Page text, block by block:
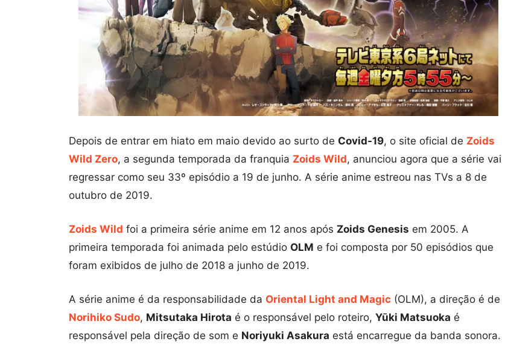
Depois de entrar em hiato em maio devido ao surto de Covid-19, o site oficial de Zoids
Wild Zero, a segunda temporada da franquia Zoids Wild, anunciou agora que a série vai
regressar como seu 33º episódio a 19 de junho. A série anime estreou nas TVs a 8 de
outubro de 2019.
Zoids Wild foi a primeira série anime em 12 anos após Zoids Genesis em 2005. A
primeira temporada foi animada pelo estúdio OLM e foi composta por 50 episódios que
foram exibidos de julho de 2018 a junho de 2019.
A série anime é da responsabilidade da Oriental Light and Magic (OLM), a direção é de
Norihiko Sudo, Mitsutaka Hirota é o responsável pelo roteiro, Yūki Matsuoka é
responsável pela direção de som e Noriyuki Asakura está encarregue da banda sonora.